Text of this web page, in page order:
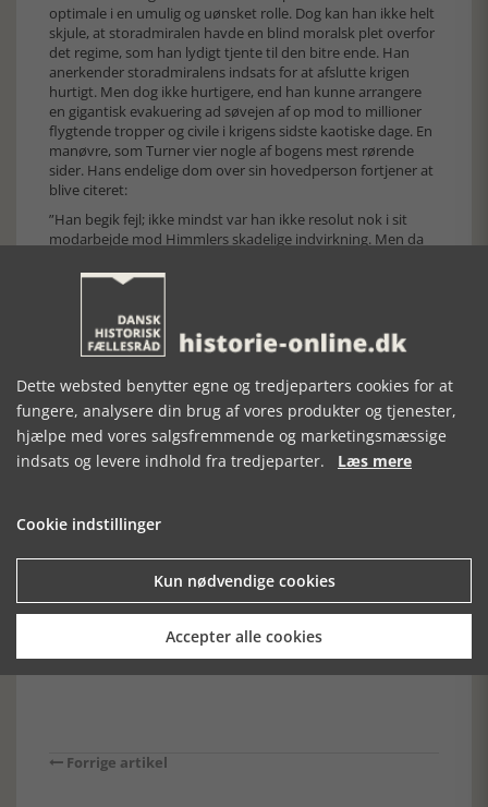
optimale i en umulig og uønsket rolle. Dog kan han ikke helt
skjule, at storadmiralen havde en blind moralsk plet overfor
det regime, som han lydigt tjente til den bitre ende. Han
anerkender storadmiralens indsats for at afslutte krigen
hurtigt. Men dog ikke hurtigere, end han kunne arrangere
en gigantisk evakuering ad søvejen af op mod to millioner
flygtende tropper og civile i krigens sidste kaotiske dage. En
manøvre, som Turner vier nogle af bogens mest rørende
sider. Hans endelige dom over sin hovedperson fortjener at
blive citeret:
”Han begik fejl; ikke mindst var han ikke resolut nok i sit
modarbejde mod Himmlers skadelige indvirkning. Men da
med sin egen strategi for en hurtig afslutning på krigen på
var fanget på den forkerte side af skillelinjen mellem Øst og
Vest. Det bør han anerkendes for”, (side 253).
Hamborg, mødte tusinder op til begravelsen – angiveligt for
at hylde en af Tysklands store krigshelte.
Barry Turner har beriget bogmarkedet med en
veldokumenteret og velskeven bog om den mand, der fik
en uge til at præstere det nærmest umulige. At afslutte
civilisations-sammenbrud.
Historie-online.dk, 8. marts 2017
Forrige artikel
Dette websted benytter egne og tredjeparters cookies for at
fungere, analysere din brug af vores produkter og tjenester,
hjælpe med vores salgsfremmende og marketingsmæssige
indsats og levere indhold fra tredjeparter. Læs mere
Cookie indstillinger
Kun nødvendige cookies
Accepter alle cookies